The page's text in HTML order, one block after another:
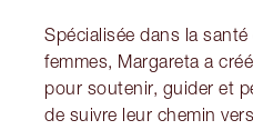
Spécialisée dans la
femmes, Margareta a
pour soutenir, guider et
de suivre leur chemin